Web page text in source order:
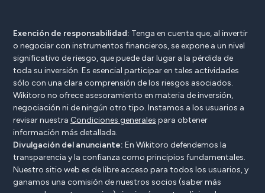
Exención de responsabilidad: Tenga en cuenta que, al invertir
o negociar con instrumentos financieros, se expone a un nivel
significativo de riesgo, que puede dar lugar a la pérdida de
toda su inversión. Es esencial participar en tales actividades
sólo con una clara comprensión de los riesgos asociados.
Wikitoro no ofrece asesoramiento en materia de inversión,
negociación ni de ningún otro tipo. Instamos a los usuarios a
revisar nuestra Condiciones generales para obtener
información más detallada.
Divulgación del anunciante: En Wikitoro defendemos la
transparencia y la confianza como principios fundamentales.
Nuestro sitio web es de libre acceso para todos los usuarios, y
ganamos una comisión de nuestros socios (saber más